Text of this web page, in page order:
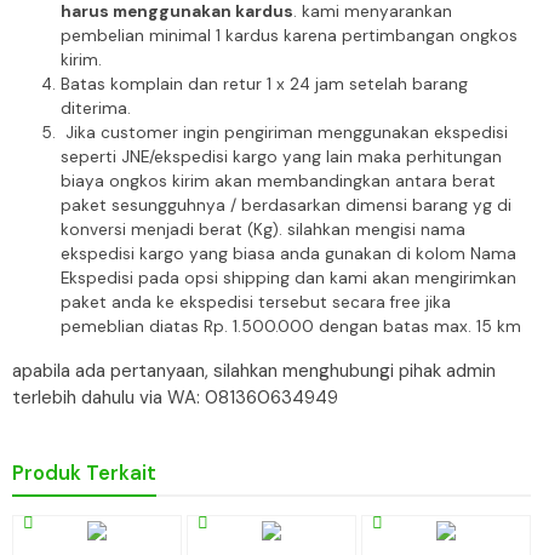
harus menggunakan kardus. kami menyarankan
pembelian minimal 1 kardus karena pertimbangan ongkos
kirim.
Batas komplain dan retur 1 x 24 jam setelah barang
diterima.
Jika customer ingin pengiriman menggunakan ekspedisi
seperti JNE/ekspedisi kargo yang lain maka perhitungan
biaya ongkos kirim akan membandingkan antara berat
paket sesungguhnya / berdasarkan dimensi barang yg di
konversi menjadi berat (Kg). silahkan mengisi nama
ekspedisi kargo yang biasa anda gunakan di kolom Nama
Ekspedisi pada opsi shipping dan kami akan mengirimkan
paket anda ke ekspedisi tersebut secara free jika
pemeblian diatas Rp. 1.500.000 dengan batas max. 15 km
apabila ada pertanyaan, silahkan menghubungi pihak admin
terlebih dahulu via WA: 081360634949
Produk Terkait